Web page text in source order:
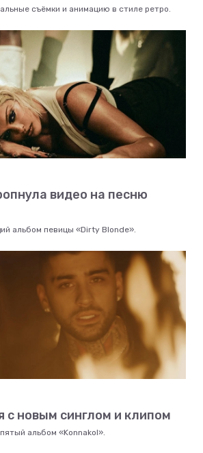
съёмки и анимацию в стиле ретро.
видео на песню
альбом певицы «Dirty Blonde».
с новым синглом и клипом
альбом «Konnakol».